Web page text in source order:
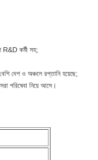
R&D কর্মী সহ;
দেশ ও অঞ্চলে রপ্তানি হয়েছে;
পরিষেবা নিয়ে আসে।